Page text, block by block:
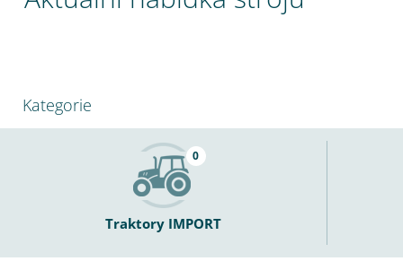
Kategorie
Traktory IMPORT
0